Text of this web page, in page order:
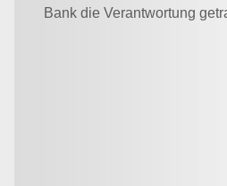
Bank die Verantwortung